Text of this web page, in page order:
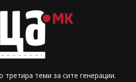
теми за сите генерации.